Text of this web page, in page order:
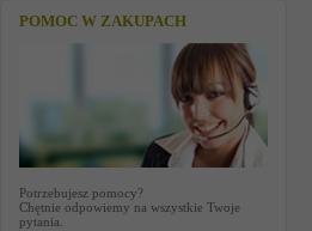
POMOC W ZAKUPACH
Potrzebujesz pomocy?
Chętnie odpowiemy na wszystkie Twoje
pytania.